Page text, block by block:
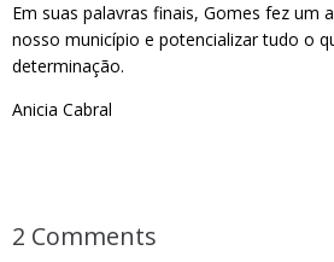
Em suas palavras finais, Gomes fez um
nosso município e potencializar tudo o
determinação.
Anicia Cabral
2 Comments